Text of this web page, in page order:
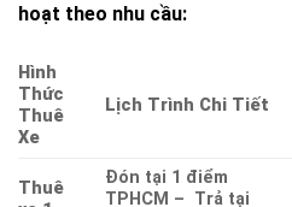
hoạt theo nhu cầu:
Hình
Thức
Thuê
Xe
Lịch Trình Chi Tiết
Thuê
Đón tại 1 điểm
TPHCM – Trả tại